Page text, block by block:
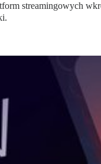
streamingowych